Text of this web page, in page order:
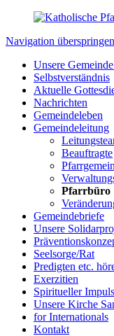
Navigation überspringen
Unsere
Selbstverständnis
Aktuelle
Nachrichten
Gemeindeleben
Gemeindeleitung
Beauftragte
Pfarrbüro
Gemeindebriefe
Unsere
Seelsorge/Rat
Predigten etc.
Exerzitien
Spiritueller Impuls
Unsere Kirche
for Internationals
Kontakt